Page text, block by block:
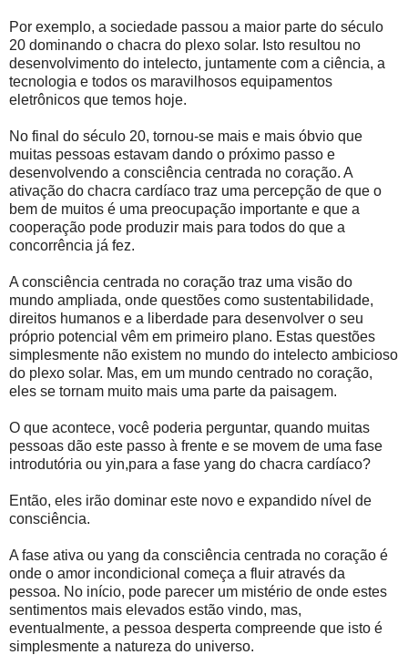
Por exemplo, a sociedade passou a maior parte do século
20 dominando o chacra do plexo solar. Isto resultou no
desenvolvimento do intelecto, juntamente com a ciência, a
tecnologia e todos os maravilhosos equipamentos
eletrônicos que temos hoje.
No final do século 20, tornou-se mais e mais óbvio que
muitas pessoas estavam dando o próximo passo e
desenvolvendo a consciência centrada no coração. A
ativação do chacra cardíaco traz uma percepção de que o
bem de muitos é uma preocupação importante e que a
cooperação pode produzir mais para todos do que a
concorrência já fez.
A consciência centrada no coração traz uma visão do
mundo ampliada, onde questões como sustentabilidade,
direitos humanos e a liberdade para desenvolver o seu
próprio potencial vêm em primeiro plano. Estas questões
simplesmente não existem no mundo do intelecto ambicioso
do plexo solar. Mas, em um mundo centrado no coração,
eles se tornam muito mais uma parte da paisagem.
O que acontece, você poderia perguntar, quando muitas
pessoas dão este passo à frente e se movem de uma fase
introdutória ou yin,para a fase yang do chacra cardíaco?
Então, eles irão dominar este novo e expandido nível de
consciência.
A fase ativa ou yang da consciência centrada no coração é
onde o amor incondicional começa a fluir através da
pessoa. No início, pode parecer um mistério de onde estes
sentimentos mais elevados estão vindo, mas,
eventualmente, a pessoa desperta compreende que isto é
simplesmente a natureza do universo.